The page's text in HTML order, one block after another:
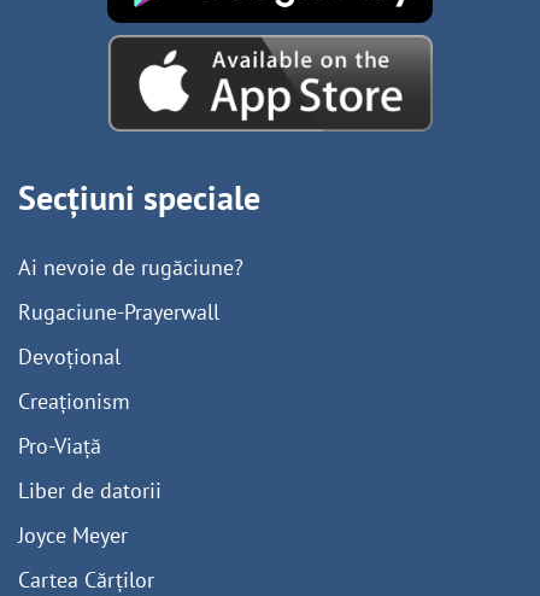
Secțiuni speciale
Ai nevoie de rugăciune?
Rugaciune-Prayerwall
Devoțional
Creaționism
Pro-Viață
Liber de datorii
Joyce Meyer
Cartea Cărților